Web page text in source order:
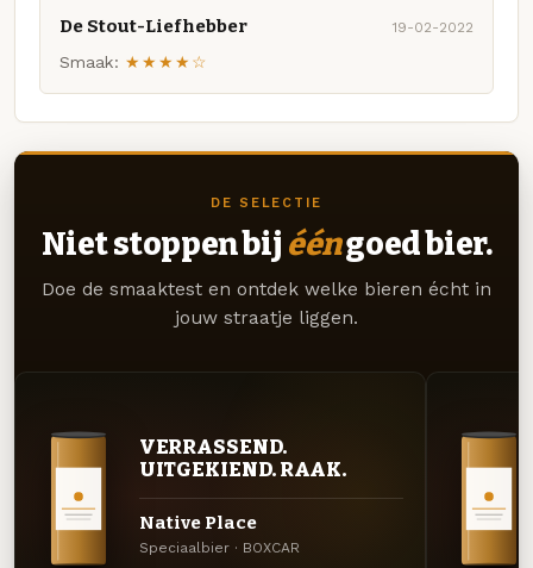
De Stout-Liefhebber 19-02-2022
Smaak: ★★★★☆
DE SELECTIE
Niet stoppen bij ééngoed bier.
Doe de smaaktest en ontdek welke bieren écht in
jouw straatje liggen.
VERRASSEND.
UITGEKIEND. RAAK.
Native Place
Speciaalbier · BOXCAR